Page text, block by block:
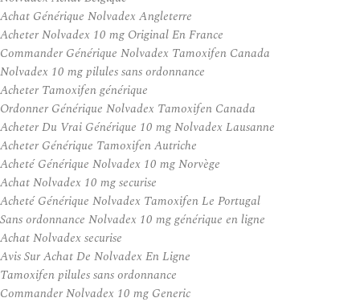
Achat Générique Nolvadex Angleterre
Acheter Nolvadex 10 mg Original En France
Commander Générique Nolvadex Tamoxifen Canada
Nolvadex 10 mg pilules sans ordonnance
Acheter Tamoxifen générique
Ordonner Générique Nolvadex Tamoxifen Canada
Acheter Du Vrai Générique 10 mg Nolvadex Lausanne
Acheter Générique Tamoxifen Autriche
Acheté Générique Nolvadex 10 mg Norvège
Achat Nolvadex 10 mg securise
Acheté Générique Nolvadex Tamoxifen Le Portugal
Sans ordonnance Nolvadex 10 mg générique en ligne
Achat Nolvadex securise
Avis Sur Achat De Nolvadex En Ligne
Tamoxifen pilules sans ordonnance
Commander Nolvadex 10 mg Generic